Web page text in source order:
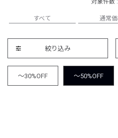
すべて 通常
絞り込み
～30%OFF ～50%OFF